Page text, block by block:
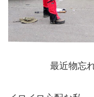
最近物忘